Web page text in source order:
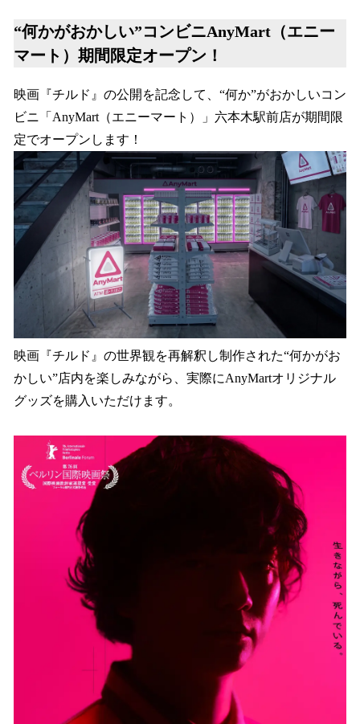
“何かがおかしい”コンビニAnyMart（エニー
マート）期間限定オープン！
映画『チルド』の公開を記念して、“何か”がおかしいコン
ビニ「AnyMart（エニーマート）」六本木駅前店が期間限
定でオープンします！
映画『チルド』の世界観を再解釈し制作された“何かがお
かしい”店内を楽しみながら、実際にAnyMartオリジナル
グッズを購入いただけます。